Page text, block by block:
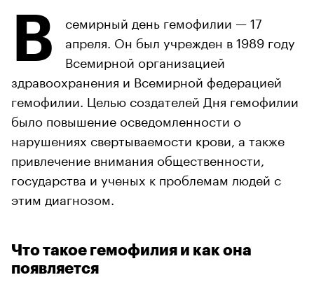
В
семирный день гемофилии — 17
апреля. Он был учрежден в 1989 году
Всемирной организацией
здравоохранения и Всемирной федерацией
гемофилии. Целью создателей Дня гемофилии
было повышение осведомленности о
нарушениях свертываемости крови, а также
привлечение внимания общественности,
государства и ученых к проблемам людей с
этим диагнозом.
Что такое гемофилия и как она
появляется